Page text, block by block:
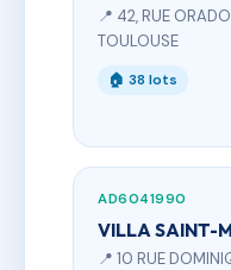
📍 42, RUE
TOULOUSE
🏠 38 lots
AD6041990
VILLA SAINT-
📍 10 RUE